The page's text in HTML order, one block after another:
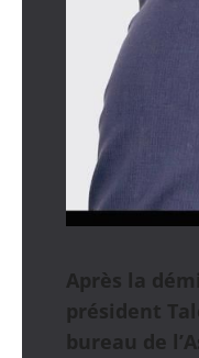
Après la
président
bureau de